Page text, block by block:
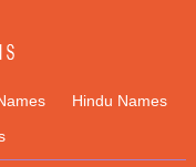
Hindu Names